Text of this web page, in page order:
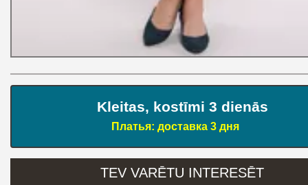
Kleitas, kostīmi 3 dienās
Платья: доставка 3 дня
TEV VARĒTU INTERESĒT